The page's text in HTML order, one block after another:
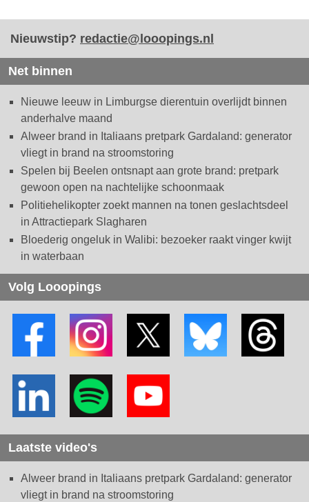
Nieuwstip? redactie@looopings.nl
Net binnen
Nieuwe leeuw in Limburgse dierentuin overlijdt binnen
anderhalve maand
Alweer brand in Italiaans pretpark Gardaland: generator
vliegt in brand na stroomstoring
Spelen bij Beelen ontsnapt aan grote brand: pretpark
gewoon open na nachtelijke schoonmaak
Politiehelikopter zoekt mannen na tonen geslachtsdeel
in Attractiepark Slagharen
Bloederig ongeluk in Walibi: bezoeker raakt vinger kwijt
in waterbaan
Volg Looopings
Laatste video's
Alweer brand in Italiaans pretpark Gardaland: generator
vliegt in brand na stroomstoring